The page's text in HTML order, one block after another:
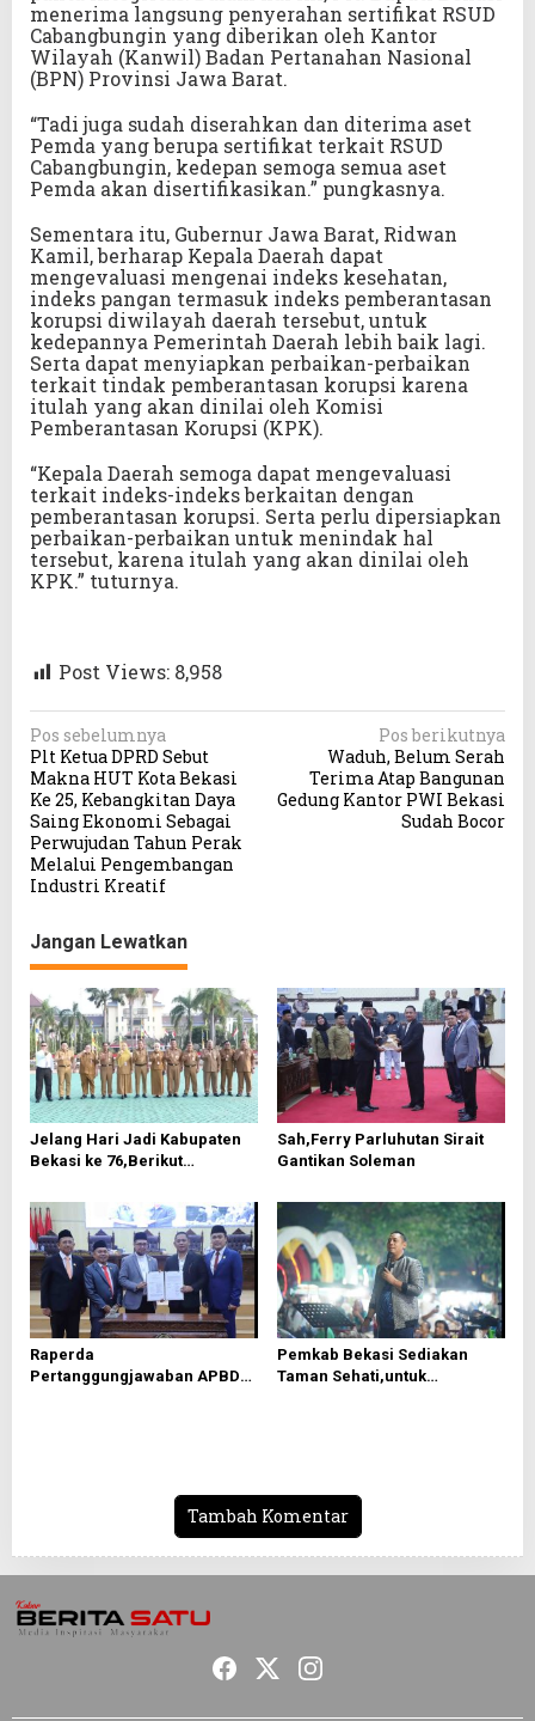
menerima langsung penyerahan sertifikat RSUD
Cabangbungin yang diberikan oleh Kantor
Wilayah (Kanwil) Badan Pertanahan Nasional
(BPN) Provinsi Jawa Barat.
“Tadi juga sudah diserahkan dan diterima aset
Pemda yang berupa sertifikat terkait RSUD
Cabangbungin, kedepan semoga semua aset
Pemda akan disertifikasikan.” pungkasnya.
Sementara itu, Gubernur Jawa Barat, Ridwan
Kamil, berharap Kepala Daerah dapat
mengevaluasi mengenai indeks kesehatan,
indeks pangan termasuk indeks pemberantasan
korupsi diwilayah daerah tersebut, untuk
kedepannya Pemerintah Daerah lebih baik lagi.
Serta dapat menyiapkan perbaikan-perbaikan
terkait tindak pemberantasan korupsi karena
itulah yang akan dinilai oleh Komisi
Pemberantasan Korupsi (KPK).
“Kepala Daerah semoga dapat mengevaluasi
terkait indeks-indeks berkaitan dengan
pemberantasan korupsi. Serta perlu dipersiapkan
perbaikan-perbaikan untuk menindak hal
tersebut, karena itulah yang akan dinilai oleh
KPK.” tuturnya.
Post Views: 8,958
N
a
v
i
g
a
s
i
p
o
s
Pos sebelumnya
Plt Ketua DPRD Sebut
Makna HUT Kota Bekasi
Ke 25, Kebangkitan Daya
Saing Ekonomi Sebagai
Perwujudan Tahun Perak
Melalui Pengembangan
Industri Kreatif
Pos berikutnya
Waduh, Belum Serah
Terima Atap Bangunan
Gedung Kantor PWI Bekasi
Sudah Bocor
Jangan Lewatkan
Jelang Hari Jadi Kabupaten
Bekasi ke 76,Berikut
Sah,Ferry Parluhutan Sirait
Gantikan Soleman
Raperda
Pertanggungjawaban APBD
Pemkab Bekasi Sediakan
Taman Sehati,untuk
Tambah Komentar